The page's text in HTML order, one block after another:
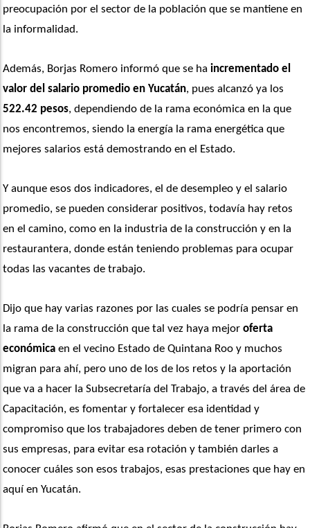
preocupación por el sector de la población que se mantiene en
la informalidad.
Además, Borjas Romero informó que se ha incrementado el
valor del salario promedio en Yucatán
522.42 pesos, dependiendo de la rama económica en la que
nos encontremos, siendo la energía la rama energética que
mejores salarios está demostrando en el Estado.
Y aunque esos dos indicadores, el de desempleo y el salario
promedio, se pueden considerar positivos, todavía hay retos
en el camino, como en la industria de la construcción y en la
restaurantera, donde están teniendo problemas para ocupar
todas las vacantes de trabajo.
Dijo que hay varias razones por las cuales se podría pensar en
la rama de la construcción que tal vez haya mejor oferta
económica en el vecino Estado de Quintana Roo y muchos
migran para ahí, pero uno de los de los retos y la aportación
que va a hacer la Subsecretaría del Trabajo, a través del área de
Capacitación, es fomentar y fortalecer esa identidad y
compromiso que los trabajadores deben de tener primero con
sus empresas, para evitar esa rotación y también darles a
conocer cuáles son esos trabajos, esas prestaciones que hay en
aquí en Yucatán.